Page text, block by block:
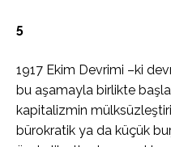
5
1917 Ekim Devrimi –ki
bu aşamayla birlikte
kapitalizmin
bürokratik ya da küçük